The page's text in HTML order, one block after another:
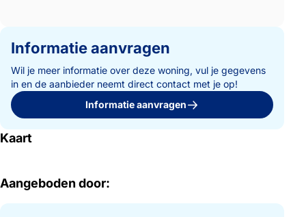
Informatie aanvragen
Wil je meer informatie over deze woning, vul je gegevens
in en de aanbieder neemt direct contact met je op!
Informatie aanvragen
Kaart
Aangeboden door: